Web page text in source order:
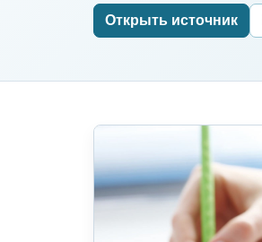
Открыть источник